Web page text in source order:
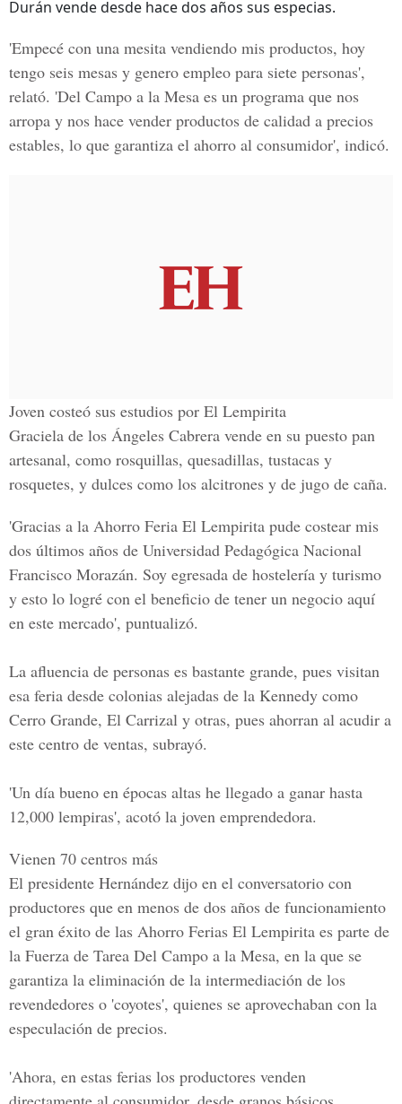
Durán vende desde hace dos años sus especias.
'Empecé con una mesita vendiendo mis productos, hoy
tengo seis mesas y genero empleo para siete personas',
relató. 'Del Campo a la Mesa es un programa que nos
arropa y nos hace vender productos de calidad a precios
estables, lo que garantiza el ahorro al consumidor', indicó.
Joven costeó sus estudios por El Lempirita
Graciela de los Ángeles Cabrera vende en su puesto pan
artesanal, como rosquillas, quesadillas, tustacas y
rosquetes, y dulces como los alcitrones y de jugo de caña.
'Gracias a la Ahorro Feria El Lempirita pude costear mis
dos últimos años de Universidad Pedagógica Nacional
Francisco Morazán. Soy egresada de hostelería y turismo
y esto lo logré con el beneficio de tener un negocio aquí
en este mercado', puntualizó.
La afluencia de personas es bastante grande, pues visitan
esa feria desde colonias alejadas de la Kennedy como
Cerro Grande, El Carrizal y otras, pues ahorran al acudir a
este centro de ventas, subrayó.
'Un día bueno en épocas altas he llegado a ganar hasta
12,000 lempiras', acotó la joven emprendedora.
Vienen 70 centros más
El presidente Hernández dijo en el conversatorio con
productores que en menos de dos años de funcionamiento
el gran éxito de las Ahorro Ferias El Lempirita es parte de
la Fuerza de Tarea Del Campo a la Mesa, en la que se
garantiza la eliminación de la intermediación de los
revendedores o 'coyotes', quienes se aprovechaban con la
especulación de precios.
'Ahora, en estas ferias los productores venden